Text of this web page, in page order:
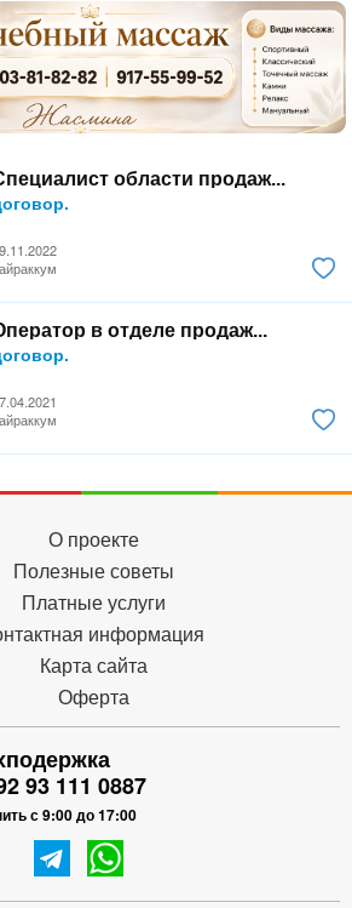
области продаж...
в отделе продаж...
О проекте
Полезные советы
Платные услуги
информация
Карта сайта
Оферта
93 111 0887
с 9:00 до 17:00